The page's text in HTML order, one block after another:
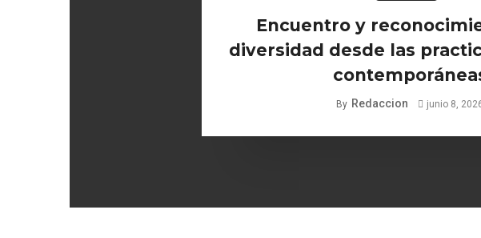
Encuentro y
diversidad desde las
By Redaccion junio 8,